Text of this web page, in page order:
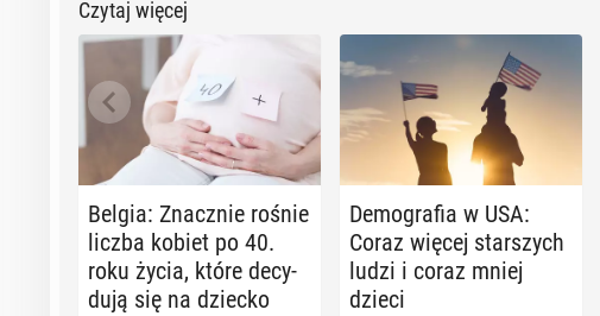
Czytaj więcej
Belgia: Znacz­nie rośnie
liczba kobiet po 40.
roku życia, które de­cy­
du­ją się na dziecko
De­mo­gra­fia w USA:
Coraz więcej star­szych
ludzi i coraz mniej
dzieci